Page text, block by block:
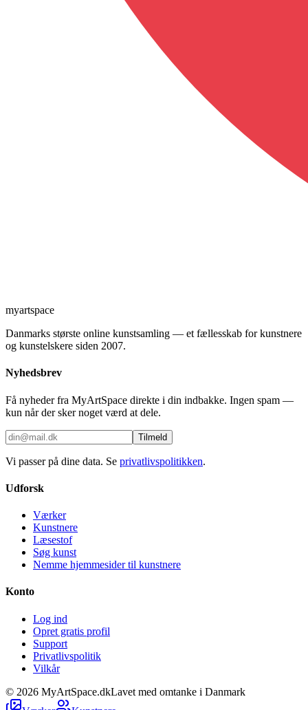
myartspace
Danmarks største online kunstsamling — et fællesskab for kunstnere
og kunstelskere siden 2007.
Nyhedsbrev
Få nyheder fra MyArtSpace direkte i din indbakke. Ingen spam —
kun når der sker noget værd at dele.
Tilmeld
Vi passer på dine data. Se privatlivspolitikken.
Udforsk
Værker
Kunstnere
Læsestof
Søg kunst
Nemme hjemmesider til kunstnere
Konto
Log ind
Opret gratis profil
Support
Privatlivspolitik
Vilkår
© 2026 MyArtSpace.dkLavet med omtanke i Danmark